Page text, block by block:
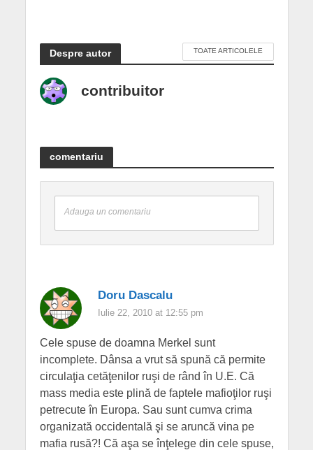
Despre autor TOATE ARTICOLELE
contribuitor
comentariu
Adauga un comentariu
Doru Dascalu
Iulie 22, 2010 at 12:55 pm
Cele spuse de doamna Merkel sunt
incomplete. Dânsa a vrut să spună că permite
circulaţia cetăţenilor ruşi de rând în U.E. Că
mass media este plină de faptele mafioţilor ruşi
petrecute în Europa. Sau sunt cumva crima
organizată occidentală şi se aruncă vina pe
mafia rusă?! Că aşa se înţelege din cele spuse,